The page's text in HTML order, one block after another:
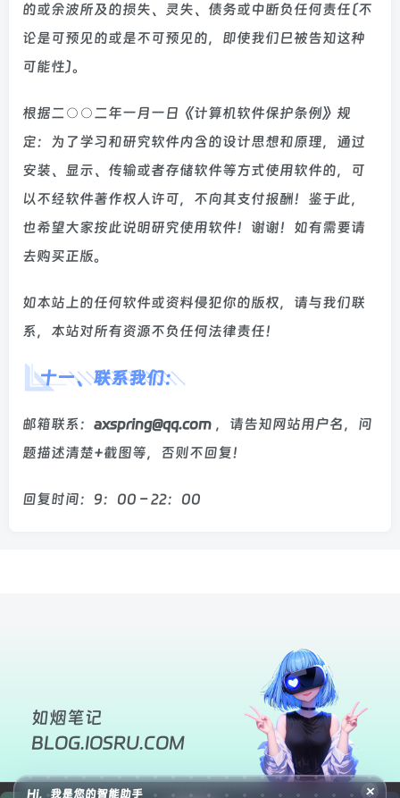
的或余波所及的损失、灵失、债务或中断负任何责任﹝不
论是可预见的或是不可预见的，即使我们巳被告知这种
可能性﹞。
根据二○○二年一月一日《计算机软件保护条例》规
定：为了学习和研究软件内含的设计思想和原理，通过
安装、显示、传输或者存储软件等方式使用软件的，可
以不经软件著作权人许可，不向其支付报酬！鉴于此，
也希望大家按此说明研究使用软件！谢谢！如有需要请
去购买正版。
如本站上的任何软件或资料侵犯你的版权，请与我们联
系，本站对所有资源不负任何法律责任！
十一、联系我们：
邮箱联系： axspring@qq.com ，请告知网站用户名，问
题描述清楚+截图等，否则不回复！
回复时间：9：00 – 22：00
如烟笔记
BLOG.IOSRU.COM
×
Hi，我是您的智能助手